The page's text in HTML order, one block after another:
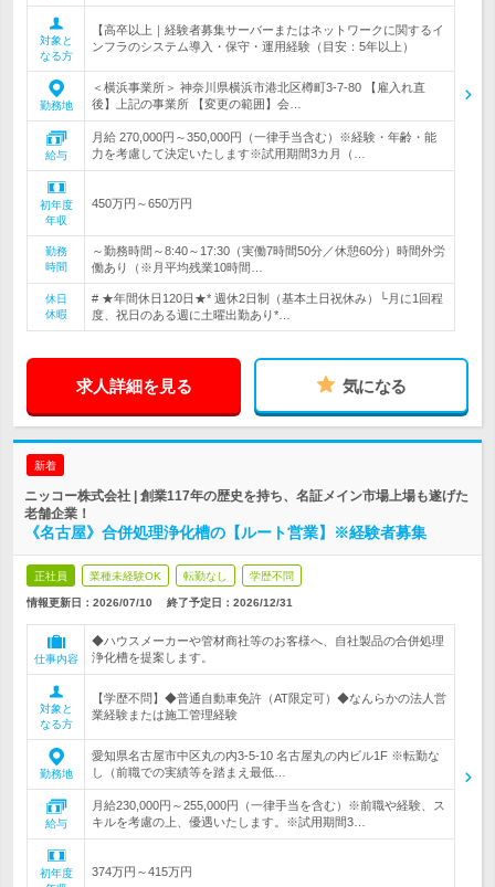
対象と
なる方
【高卒以上｜経験者募集サーバーまたはネットワークに関するイ
ンフラのシステム導入・保守・運用経験（目安：5年以上）
勤務地
＜横浜事業所＞ 神奈川県横浜市港北区樽町3-7-80 【雇入れ直
後】上記の事業所 【変更の範囲】会…
給与
月給 270,000円～350,000円（一律手当含む）※経験・年齢・能
力を考慮して決定いたします※試用期間3カ月（…
初年度
年収
450万円～650万円
勤務
時間
～勤務時間～8:40～17:30（実働7時間50分／休憩60分）時間外労
働あり（※月平均残業10時間…
休日
休暇
# ★年間休日120日★* 週休2日制（基本土日祝休み）└月に1回程
度、祝日のある週に土曜出勤あり*…
求人詳細を見る 気になる
新着
ニッコー株式会社 | 創業117年の歴史を持ち、名証メイン市場上場も遂げた
老舗企業！
《名古屋》合併処理浄化槽の【ルート営業】※経験者募集
正社員 業種未経験OK 転勤なし 学歴不問
情報更新日：2026/07/10 終了予定日： 2026/12/31
仕事内容
◆ハウスメーカーや管材商社等のお客様へ、自社製品の合併処理
浄化槽を提案します。
対象と
なる方
【学歴不問】◆普通自動車免許（AT限定可）◆なんらかの法人営
業経験または施工管理経験
勤務地
愛知県名古屋市中区丸の内3-5-10 名古屋丸の内ビル1F ※転勤な
し（前職での実績等を踏まえ最低…
給与
月給230,000円～255,000円（一律手当を含む）※前職や経験、ス
キルを考慮の上、優遇いたします。※試用期間3…
初年度
374万円～415万円